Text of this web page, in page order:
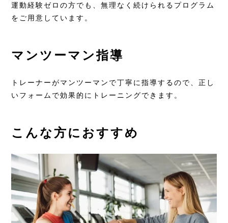
運動経験ゼロの方でも、無理なく続けられるプログラム
をご用意しています。
マンツーマン指導
トレーナーがマンツーマンで丁寧に指導するので、正し
いフォームで効果的にトレーニングできます。
こんな方におすすめ